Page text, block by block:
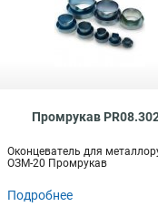
Промрукав
Оконцеватель для
ОЗМ-20 Промрукав
Подробнее